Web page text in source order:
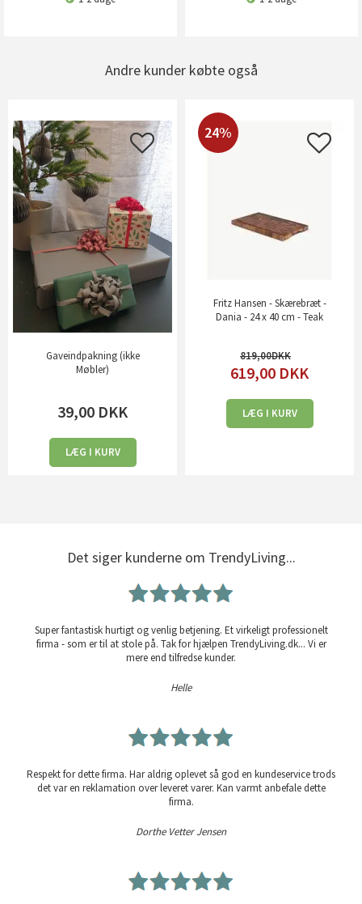
Andre kunder købte også
Gaveindpakning (ikke
Møbler)
39,00 DKK
LÆG I KURV
24%
Fritz Hansen - Skærebræt -
Dania - 24 x 40 cm - Teak
819,00
619,00 DKK
LÆG I KURV
Det siger kunderne om TrendyLiving...
Super fantastisk hurtigt og venlig betjening. Et virkeligt professionelt
firma - som er til at stole på. Tak for hjælpen TrendyLiving.dk... Vi er
mere end tilfredse kunder.
Helle
Respekt for dette firma. Har aldrig oplevet så god en kundeservice trods
det var en reklamation over leveret varer. Kan varmt anbefale dette
firma.
Dorthe Vetter Jensen